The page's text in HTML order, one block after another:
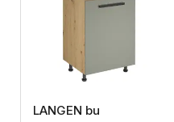
LANGEN bu